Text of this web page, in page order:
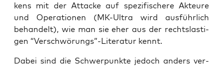
kens mit der Atta­cke auf spe­zi­fi­sche­re Akteu­re
und Ope­ra­tio­nen (MK-Ultra wird aus­führ­lich
behan­delt), wie man sie eher aus der rechts­las­ti­
gen “Verschwörungs”-Literatur kennt.
Dabei sind die Schwer­punk­te jedoch anders ver­